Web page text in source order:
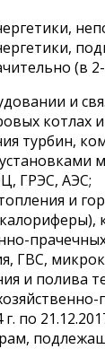
(в
и
котлах
турбин,
ГРЭС, АЭС;
и
ГВС,
и полива
г. по